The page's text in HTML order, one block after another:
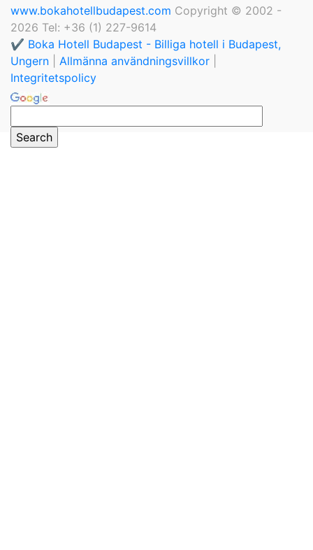
www.bokahotellbudapest.com Copyright © 2002 -
2026 Tel: +36 (1) 227-9614
✔️ Boka Hotell Budapest - Billiga hotell i Budapest,
Ungern
Allmänna användningsvillkor
Integritetspolicy